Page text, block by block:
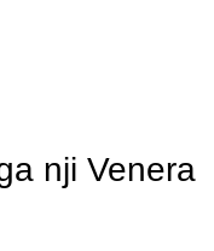
nji Venera